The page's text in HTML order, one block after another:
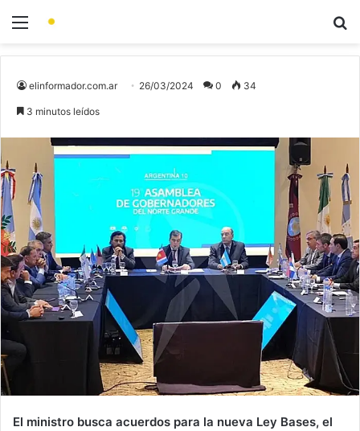
elinformador.com.ar 26/03/2024 0 34
3 minutos leídos
El ministro busca acuerdos para la nueva Ley Bases, el